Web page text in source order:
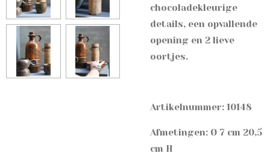
chocoladekleurige
details, een opvallende
opening en 2 lieve
oortjes.
Artikelnummer: 10148
Afmetingen: Ø 7 cm 20,5
cm H